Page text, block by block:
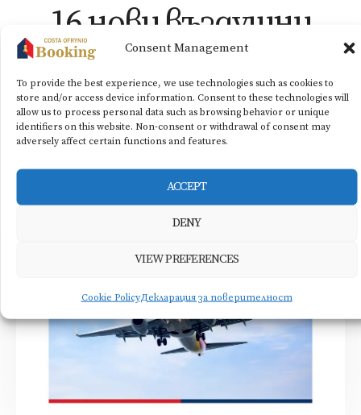
Consent Management
To provide the best experience, we use technologies such as cookies to
store and/or access device information. Consent to these technologies will
allow us to process personal data such as browsing behavior or unique
identifiers on this website. Non-consent or withdrawal of consent may
adversely affect certain functions and features.
ACCEPT
DENY
VIEW PREFERENCES
Cookie PolicyДекларация за поверителност
16 нови въздушни
детинации от
летище „Македония“
през 2022 г
News_BG